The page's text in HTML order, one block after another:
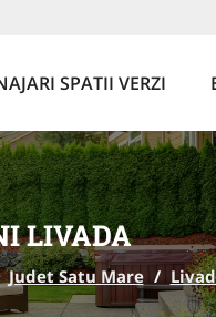
SPATII VERZI
LIVADA
Judet Satu Mare /